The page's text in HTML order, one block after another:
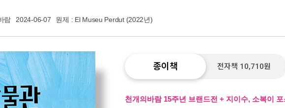
람 2024-06-07 원제 : El Museu Perdut (2022년)
종이책 전자책 10,710원
천개의바람 15주년 브랜드전 + 지이수, 소복이 포